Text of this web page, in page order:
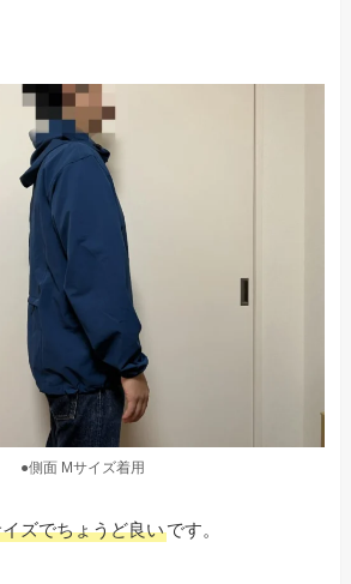
●側面 Mサイズ着用
ズでちょうど良いです。